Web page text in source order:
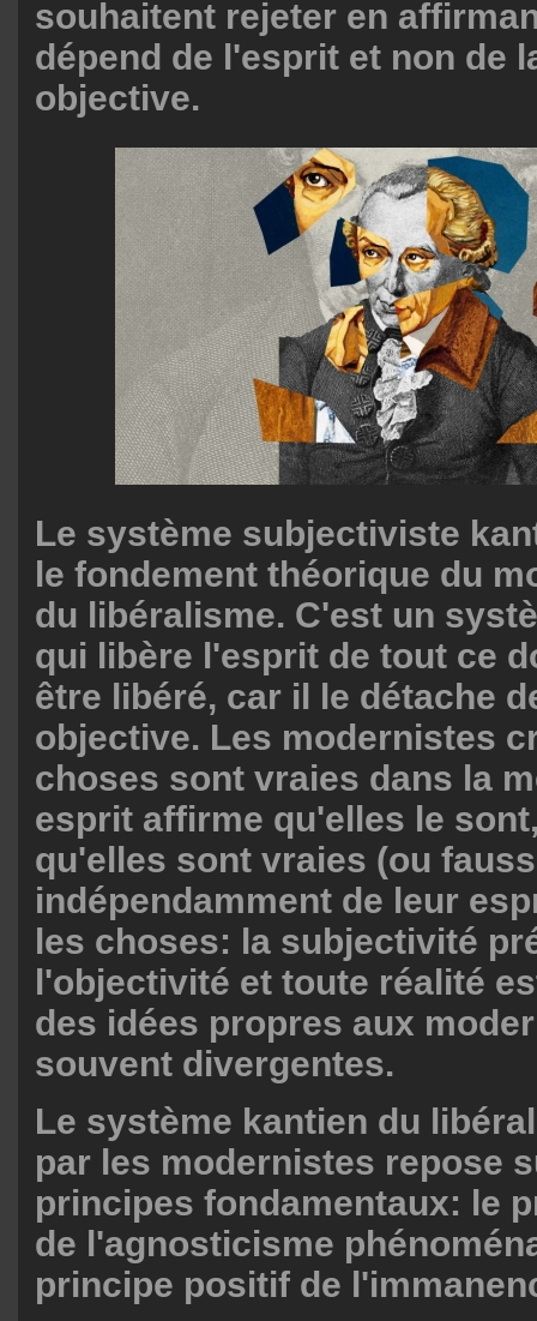
souhaitent rejeter en
dépend de l'esprit et non de
objective.
Le système subjectiviste
le fondement théorique du
du libéralisme. C'est un
qui libère l'esprit de tout ce
être libéré, car il le détache
objective. Les modernistes
choses sont vraies dans la
esprit affirme qu'elles le
qu'elles sont vraies (ou
indépendamment de leur
les choses: la subjectivité
l'objectivité et toute réalité
des idées propres aux
souvent divergentes.
Le système kantien du
par les modernistes repose
principes fondamentaux: le
de l'agnosticisme
principe positif de